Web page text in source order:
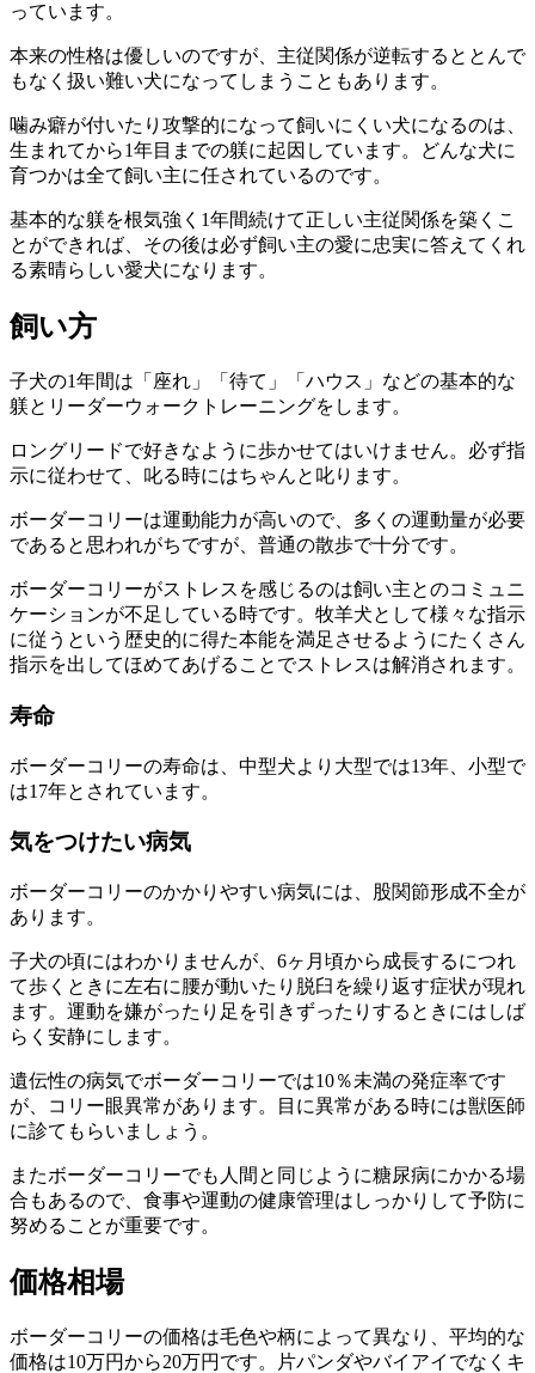
っています。
本来の性格は優しいのですが、主従関係が逆転するととんで
もなく扱い難い犬になってしまうこともあります。
噛み癖が付いたり攻撃的になって飼いにくい犬になるのは、
生まれてから1年目までの躾に起因しています。どんな犬に
育つかは全て飼い主に任されているのです。
基本的な躾を根気強く1年間続けて正しい主従関係を築くこ
とができれば、その後は必ず飼い主の愛に忠実に答えてくれ
る素晴らしい愛犬になります。
飼い方
子犬の1年間は「座れ」「待て」「ハウス」などの基本的な
躾とリーダーウォークトレーニングをします。
ロングリードで好きなように歩かせてはいけません。必ず指
示に従わせて、叱る時にはちゃんと叱ります。
ボーダーコリーは運動能力が高いので、多くの運動量が必要
であると思われがちですが、普通の散歩で十分です。
ボーダーコリーがストレスを感じるのは飼い主とのコミュニ
ケーションが不足している時です。牧羊犬として様々な指示
に従うという歴史的に得た本能を満足させるようにたくさん
指示を出してほめてあげることでストレスは解消されます。
寿命
ボーダーコリーの寿命は、中型犬より大型では13年、小型で
は17年とされています。
気をつけたい病気
ボーダーコリーのかかりやすい病気には、 股関節形成不全が
あります。
子犬の頃にはわかりませんが、6ヶ月頃から成長するにつれ
て歩くときに左右に腰が動いたり脱臼を繰り返す症状が現れ
ます。運動を嫌がったり足を引きずったりするときにはしば
らく安静にします。
遺伝性の病気でボーダーコリーでは10％未満の発症率です
が、
コリー眼異常があります。目に異常がある時には獣医師
に診てもらいましょう。
またボーダーコリーでも人間と同じように糖尿病にかかる場
合もあるので、食事や運動の健康管理はしっかりして予防に
努めることが重要です。
価格相場
ボーダーコリーの価格は毛色や柄によって異なり、平均的な
価格は10万円から20万円です。片パンダやバイアイでなくキ